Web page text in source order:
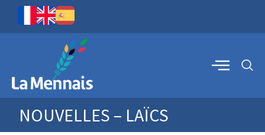
NOUVELLES – LAÏCS